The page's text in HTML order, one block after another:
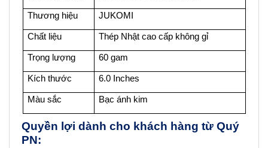
Thương hiệu JUKOMI
Chất liệu Thép Nhật cao cấp không gỉ
Trọng lượng 60 gam
Kích thước 6.0 Inches
Màu sắc Bạc ánh kim
Quyền lợi dành cho khách hàng từ Quý
PN: